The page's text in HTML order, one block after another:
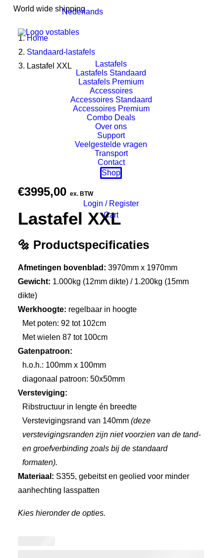
World wide shipping
Nederlands
Lastafels
Lastafels Standaard
Lastafels Premium
Accessoires
Accessoires Standaard
Accessoires Premium
Combo Deals
Over ons
Support
Veelgestelde vragen
Transport
Contact
Shop
Login / Register
Cart
Home
Standaard-lastafels
Lastafel XXL
€3995,00 ex. BTW
Lastafel XXL
🔩 Productspecificaties
Afmetingen bovenblad: 3970mm x 1970mm
Gewicht: 1.000kg (12mm dikte) / 1.200kg (15mm
dikte)
Werkhoogte: regelbaar in hoogte
Met poten: 92 tot 102cm
Met wielen 87 tot 100cm
Gatenpatroon:
h.o.h.: 100mm x 100mm
diagonaal patroon: 50x50mm
Versteviging:
Ribstructuur in lengte én breedte
Verstevigingsrand van 140mm (deze
verstevigingsranden zijn niet voorzien van de tand-
en groefverbinding zoals bij de standaard
formaten).
Materiaal: S355, gebeitst en geolied voor minder
aanhechting lasspatten
Kies hieronder de opties.